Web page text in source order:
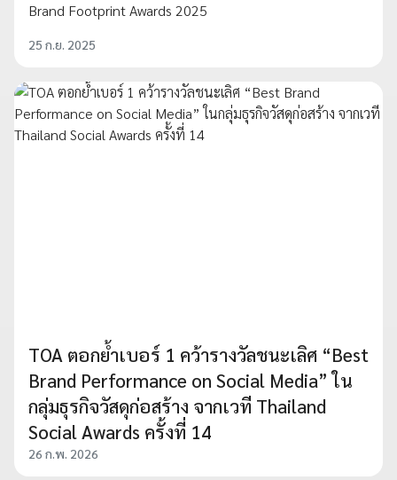
Brand Footprint Awards 2025
25 ก.ย. 2025
TOA ตอกย้ำเบอร์ 1 คว้ารางวัลชนะเลิศ “Best
Brand Performance on Social Media” ใน
กลุ่มธุรกิจวัสดุก่อสร้าง จากเวที Thailand
Social Awards ครั้งที่ 14
26 ก.พ. 2026